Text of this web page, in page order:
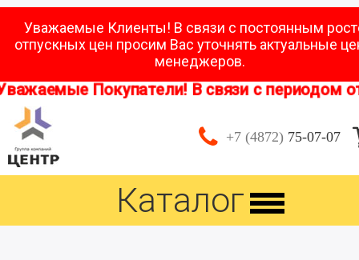
Уважаемые Клиенты! В связи с постоянным
отпускных цен просим Вас уточнять актуальные
менеджеров.
Покупатели! В связи с периодом
+7 (4872) 75-07-07
Каталог